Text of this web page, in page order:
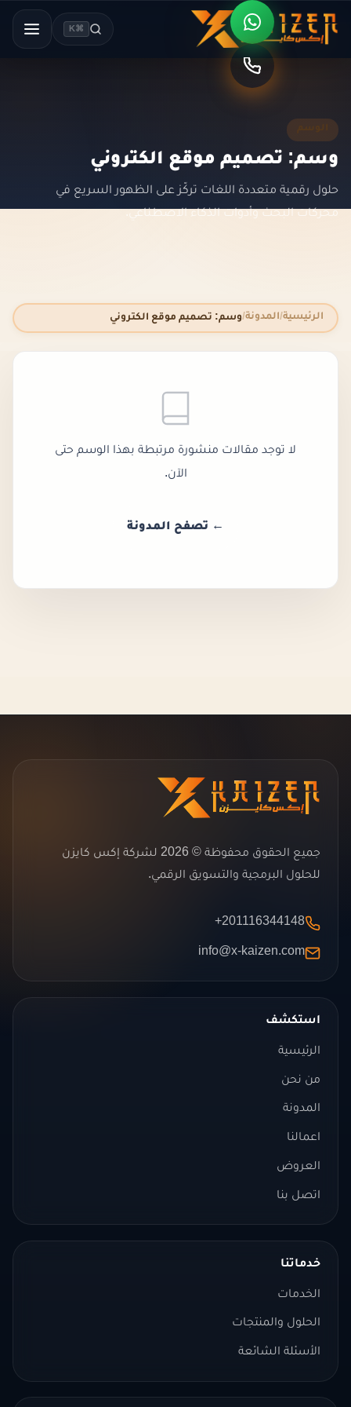
⌘K
وسم: تصميم موقع الكتروني
حلول رقمية متعددة اللغات تركّز على الظهور السريع في
محركات البحث وأدوات الذكاء الاصطناعي.
الرئيسية المدونة وسم: تصميم موقع الكتروني
لا توجد مقالات منشورة مرتبطة بهذا الوسم حتى
الآن.
← تصفح المدونة
جميع الحقوق محفوظة © 2026 لشركة إكس كايزن
للحلول البرمجية والتسويق الرقمي.
+201116344148
info@x-kaizen.com
استكشف
الرئيسية
من نحن
المدونة
اعمالنا
العروض
اتصل بنا
خدماتنا
الخدمات
الحلول والمنتجات
الأسئلة الشائعة